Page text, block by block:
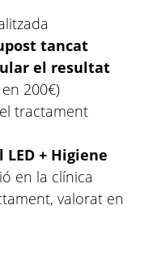
tancat
el resultat
200€)
tractament
+ Higiene
en la clínica
valorat en